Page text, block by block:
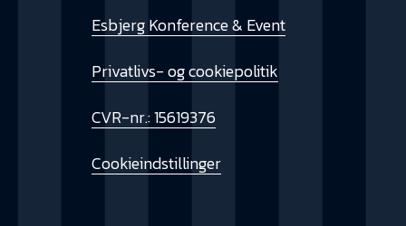
Esbjerg Konference & Event
Privatlivs- og cookiepolitik
CVR-nr.: 15619376
Cookieindstillinger